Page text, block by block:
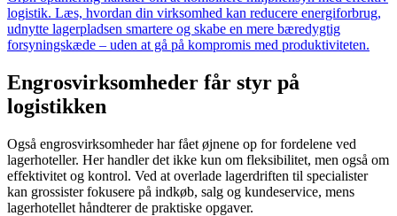
logistik. Læs, hvordan din virksomhed kan reducere energiforbrug,
udnytte lagerpladsen smartere og skabe en mere bæredygtig
forsyningskæde – uden at gå på kompromis med produktiviteten.
Engrosvirksomheder får styr på
logistikken
Også engrosvirksomheder har fået øjnene op for fordelene ved
lagerhoteller. Her handler det ikke kun om fleksibilitet, men også om
effektivitet og kontrol. Ved at overlade lagerdriften til specialister
kan grossister fokusere på indkøb, salg og kundeservice, mens
lagerhotellet håndterer de praktiske opgaver.